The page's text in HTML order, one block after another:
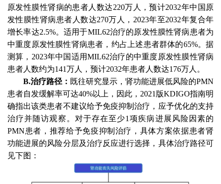
原发性膜性肾病的患者人数达220万人，预计2032年中国原
发性膜性肾病患者人数达270万人，2023年至2032年复合年
增长率达2.5%。适用于MIL62治疗的原发性膜性肾病患者为
中重度原发性膜性肾病患者，约占上述患者群体的65%。据
测算，2023年中国适用MIL62治疗的中重度原发性膜性肾病
患者人数约为141万人，预计2032年患者人数达176万人。
B.治疗路径： 既往研究显示，肾功能进展低风险的PMN
患者自发缓解率可达40%以上，因此，2021版KDIGO指南明
确指出该类患者不建议给予免疫抑制治疗，应予优化的支持
治疗并随访观察。对于存在至少1项疾病进展风险因素的
PMN患者，推荐给予免疫抑制治疗，具体方案依据患者肾
功能进展的风险分层及治疗反应进行选择，具体治疗路径可
见下图：